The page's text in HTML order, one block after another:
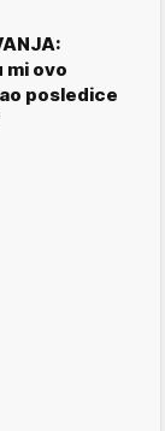
mi ovo
posledice